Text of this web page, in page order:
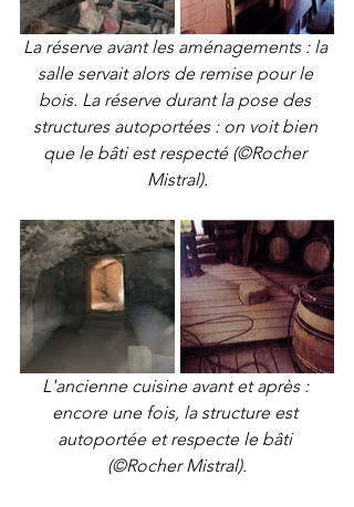
La réserve avant les aménagements : la
salle servait alors de remise pour le
bois. La réserve durant la pose des
structures autoportées : on voit bien
que le bâti est respecté (©Rocher
Mistral).
L'ancienne cuisine avant et après :
encore une fois, la structure est
autoportée et respecte le bâti
(©Rocher Mistral).